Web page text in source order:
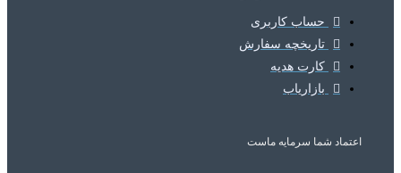
حساب کاربری
تاریخچه سفارش
کارت هدیه
بازاریاب
اعتماد شماسرمایه ماست